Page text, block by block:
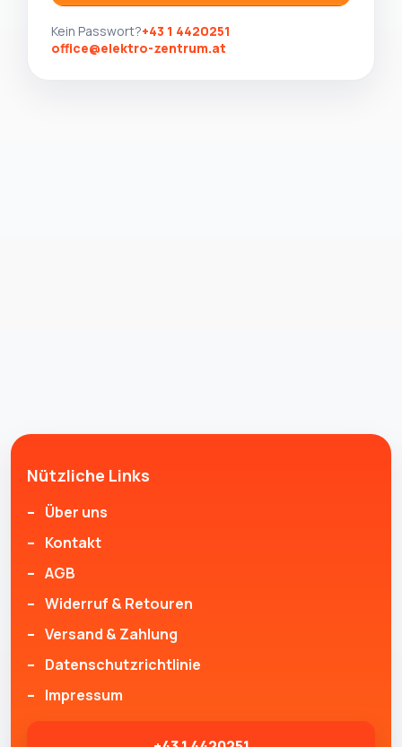
Kein Passwort?+43 1 4420251
office@elektro-zentrum.at
Nützliche Links
Über uns
Kontakt
AGB
Widerruf & Retouren
Versand & Zahlung
Datenschutzrichtlinie
Impressum